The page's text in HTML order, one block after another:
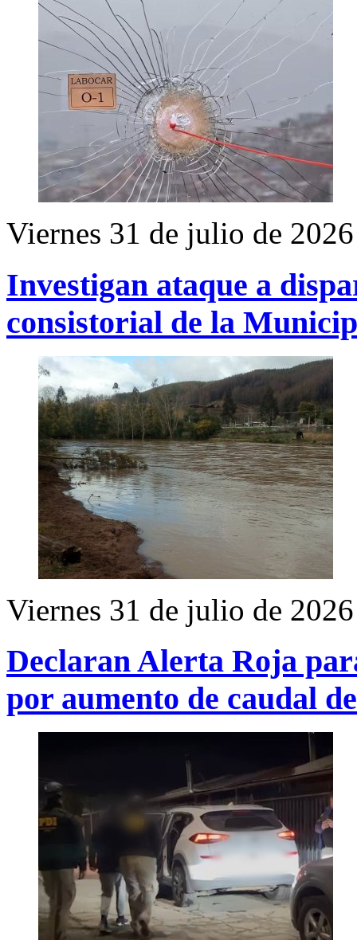
Viernes 31 de julio de 2026
Investigan ataque a
consistorial de la
Viernes 31 de julio de 2026
Declaran Alerta Roja
por aumento de caudal